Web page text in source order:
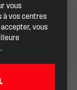
vous
à vos centres
vous